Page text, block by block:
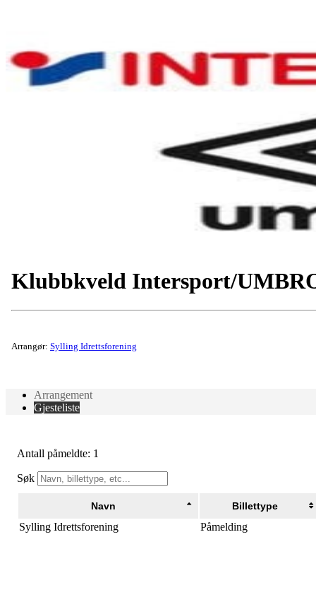
Klubbkveld Intersport/
Arrangør: Sylling Idrettsforening
Arrangement
Gjesteliste
Antall påmeldte: 1
Søk
Navn Billettype
Sylling Idrettsforening Påmelding